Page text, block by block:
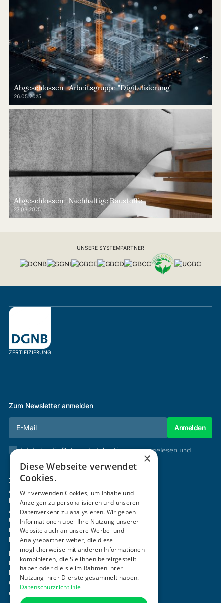
Abgeschlossen | Arbeitsgruppe "Digitalisierung"
26.05.2025
Abgeschlossen | Nachhaltige Baustoffe
27.03.2025
UNSERE SYSTEMPARTNER
ZERTIFIZIERUNG
Zum Newsletter anmelden
Ich habe dieDatenschutzbestimmungengelesen und
Zertifizierung & Verifikation
Akademie
Mitgliedschaft
Aktivitäten
Über uns
Login
Kontakt
Impressum
Datenschutz
Barrierefreiheitserklärung
Cookie-Einstellungen anpassen
office@ogni.at
×
Diese Webseite verwendet
Cookies.
Wir verwenden Cookies, um Inhalte und
Anzeigen zu personalisieren und unseren
Datenverkehr zu analysieren. Wir geben
Informationen über Ihre Nutzung unserer
Website auch an unsere Werbe- und
Analysepartner weiter, die diese
möglicherweise mit anderen Informationen
kombinieren, die Sie ihnen bereitgestellt
haben oder die sie im Rahmen Ihrer
Nutzung ihrer Dienste gesammelt haben.
Datenschutzrichtlinie